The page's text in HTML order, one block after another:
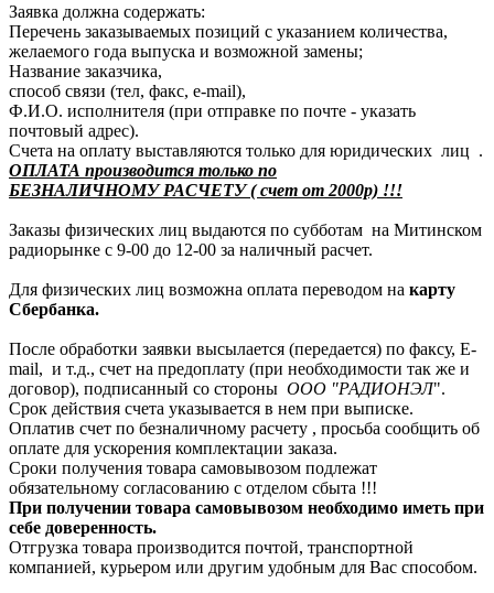
Заявка должна содержать:
Перечень заказываемых позиций с указанием количества,
желаемого года выпуска и возможной замены;
Название заказчика,
способ связи (тел, факс, e-mail),
Ф.И.О. исполнителя (при отправке по почте - указать
почтовый адрес).
Счета на оплату выставляются только для юридических лиц .
ОПЛАТА производится только по
БЕЗНАЛИЧНОМУ РАСЧЕТУ ( счет от 2000р) !!!
Заказы физических лиц выдаются по субботам на Митинском
радиорынке с 9-00 до 12-00 за наличный расчет.
Для физических лиц возможна оплата переводом на карту
Сбербанка.
После обработки заявки высылается (передается) по факсу, E-
mail, и т.д., счет на предоплату (при необходимости так же и
договор), подписанный со стороны ООО "РАДИОНЭЛ".
Срок действия счета указывается в нем при выписке.
Оплатив счет по безналичному расчету , просьба сообщить об
оплате для ускорения комплектации заказа.
Сроки получения товара самовывозом подлежат
обязательному согласованию с отделом сбыта !!!
При получении товара самовывозом необходимо иметь при
себе доверенность.
Отгрузка товара производится почтой, транспортной
компанией, курьером или другим удобным для Вас способом.